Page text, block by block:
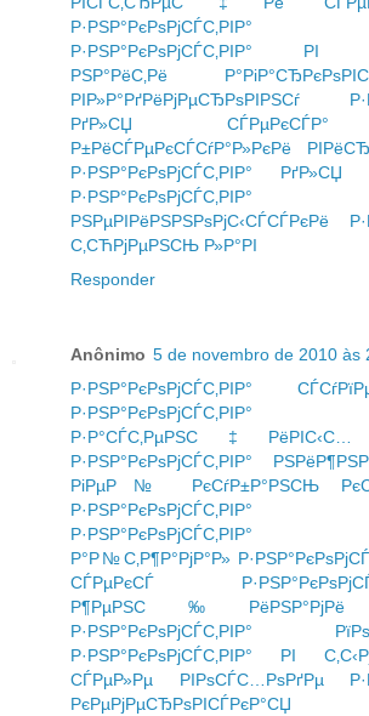
Р·РЅР°РєРѕРјСЃС‚РІР°
Р·РЅР°РєРѕРјСЃС‚РІР° РІ
РЅР°РёС‚Рё
РІР»Р°РґРёРјРµСЂРѕРІРЅСѓ
РґР»СЏ СЃРµРєСЃР°
Р±РёСЃРµРєСЃСѓР°Р»РєРё
Р·РЅР°РєРѕРјСЃС‚РІР°
РЅРµРІРёРЅРЅРѕРјС‹СЃСЃРєРё
С‚СЋРјРµРЅСЊ Р»Р°РІ
Responder
Anônimo 5 de novembro de 2010 às
Р·РЅР°РєРѕРјСЃС‚РІР°
Р·Р°СЃС‚РµРЅС‡РёРІС‹С…
Р·РЅР°РєРѕРјСЃС‚РІР°
РіРµР№ РєСѓР±Р°РЅСЊ
Р·РЅР°РєРѕРјСЃС‚РІР°
Р·РЅР°РєРѕРјСЃС‚РІР°
Р°Р№С‚Р¶Р°РјР°Р»
СЃРµРєСЃ
Р¶РµРЅС‰РёРЅР°РјРё
Р·РЅР°РєРѕРјСЃС‚РІР°
Р·РЅР°РєРѕРјСЃС‚РІР° РІ
СЃРµР»Рµ РІРѕСЃС…РѕРґРµ
РєРµРјРµСЂРѕРІСЃРєР°СЏ